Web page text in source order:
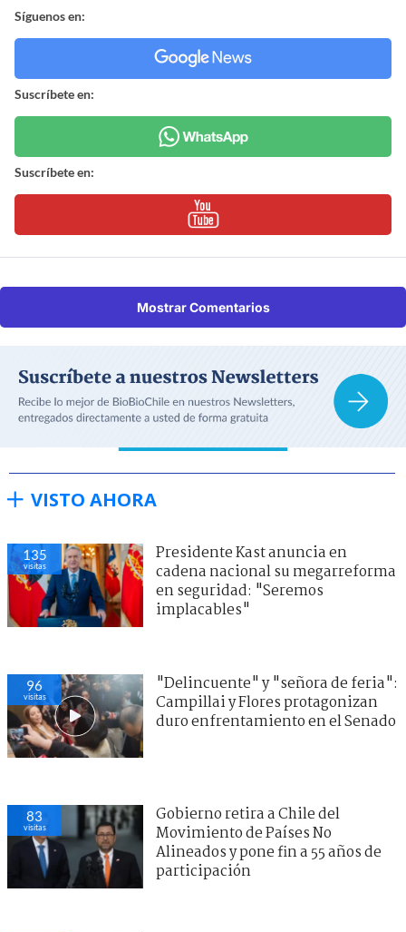
Síguenos en:
Suscríbete en:
Suscríbete en:
Mostrar Comentarios
VISTO AHORA
135
visitas
Presidente Kast anuncia en
cadena nacional su megarreforma
en seguridad: "Seremos
implacables"
96
visitas
"Delincuente" y "señora de feria":
Campillai y Flores protagonizan
duro enfrentamiento en el Senado
83
visitas
Gobierno retira a Chile del
Movimiento de Países No
Alineados y pone fin a 55 años de
participación